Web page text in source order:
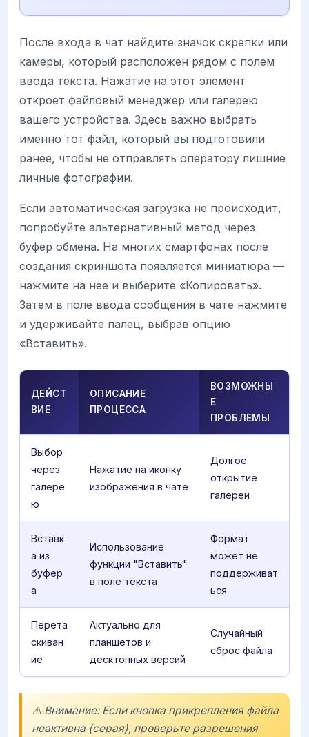
После входа в чат найдите значок скрепки или
камеры, который расположен рядом с полем
ввода текста. Нажатие на этот элемент
откроет файловый менеджер или галерею
вашего устройства. Здесь важно выбрать
именно тот файл, который вы подготовили
ранее, чтобы не отправлять оператору лишние
личные фотографии.
Если автоматическая загрузка не происходит,
попробуйте альтернативный метод через
буфер обмена. На многих смартфонах после
создания скриншота появляется миниатюра —
нажмите на нее и выберите «Копировать».
Затем в поле ввода сообщения в чате нажмите
и удерживайте палец, выбрав опцию
«Вставить».
ДЕЙСТ
ВИЕ
ОПИСАНИЕ
ПРОЦЕССА
ВОЗМОЖНЫ
Е
ПРОБЛЕМЫ
Выбор
через
галере
ю
Нажатие на иконку
изображения в чате
Долгое
открытие
галереи
Вставк
а из
буфер
а
Использование
функции "Вставить"
в поле текста
Формат
может не
поддерживат
ься
Перета
скиван
ие
Актуально для
планшетов и
десктопных версий
Случайный
сброс файла
⚠️ Внимание: Если кнопка прикрепления файла
неактивна (серая), проверьте разрешения